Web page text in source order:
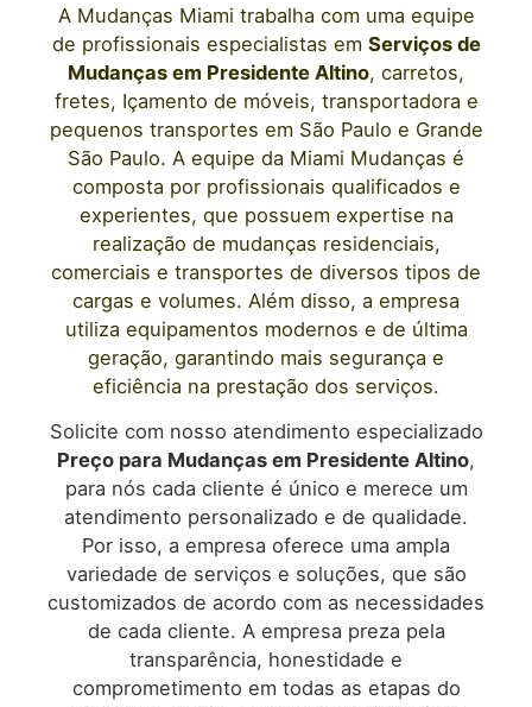
A Mudanças Miami trabalha com uma equipe
de profissionais especialistas em Serviços de
Mudanças em Presidente Altino, carretos,
fretes, Içamento de móveis, transportadora e
pequenos transportes em São Paulo e Grande
São Paulo. A equipe da Miami Mudanças é
composta por profissionais qualificados e
experientes, que possuem expertise na
realização de mudanças residenciais,
comerciais e transportes de diversos tipos de
cargas e volumes. Além disso, a empresa
utiliza equipamentos modernos e de última
geração, garantindo mais segurança e
eficiência na prestação dos serviços.
Solicite com nosso atendimento especializado
Preço para Mudanças em Presidente Altino,
para nós cada cliente é único e merece um
atendimento personalizado e de qualidade.
Por isso, a empresa oferece uma ampla
variedade de serviços e soluções, que são
customizados de acordo com as necessidades
de cada cliente. A empresa preza pela
transparência, honestidade e
comprometimento em todas as etapas do